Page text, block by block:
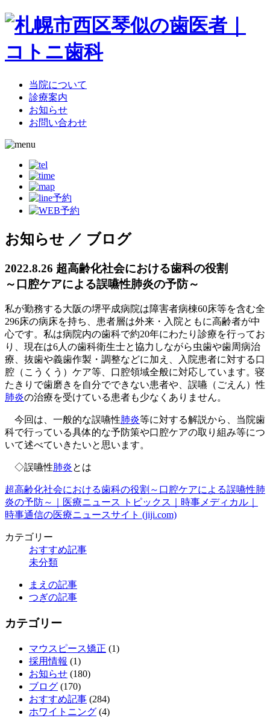
当院について
診療案内
お知らせ
お問い合わせ
お知らせ ／ ブログ
2022.8.26 超高齢化社会における歯科の役割
～口腔ケアによる誤嚥性肺炎の予防～
私が勤務する大阪の堺平成病院は障害者病棟60床等を含む全
296床の病床を持ち、患者層は外来・入院ともに高齢者が中
心です。私は病院内の歯科で約20年にわたり診療を行ってお
り、現在は6人の歯科衛生士と協力しながら虫歯や歯周病治
療、抜歯や義歯作製・調整などに加え、入院患者に対する口
腔（こうくう）ケア等、口腔領域全般に対応しています。寝
たきりで歯磨きを自分でできない患者や、誤嚥（ごえん）性
肺炎の治療を受けている患者も少なくありません。
今回は、一般的な誤嚥性肺炎等に対する解説から、当院歯
科で行っている具体的な予防策や口腔ケアの取り組み等につ
いて述べていきたいと思います。
◇誤嚥性肺炎とは
超高齢化社会における歯科の役割～口腔ケアによる誤嚥性肺
炎の予防～｜医療ニュース トピックス｜時事メディカル｜
時事通信の医療ニュースサイト (jiji.com)
カテゴリー
おすすめ記事
未分類
まえの記事
つぎの記事
カテゴリー
マウスピース矯正 (1)
採用情報 (1)
お知らせ (180)
ブログ (170)
おすすめ記事 (284)
ホワイトニング (4)